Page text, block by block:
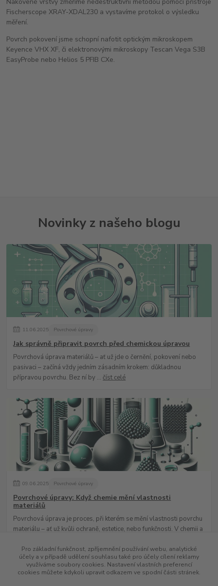
Fischerscope XRAY-XDAL230 a vystavíme protokol o výsledku
měření.
Povrch pokovení jsme schopní nafotit optickým mikroskopem
Keyence VHX XF, či elektronovými mikroskopy Tescan Vega S3B
EasyProbe nebo Helios 5 PFIB CXe.
Novinky z našeho blogu
11.06.2025 Povrchové úpravy
Jak správně připravit povrch před chemickou úpravou
Povrchová úprava materiálů – ať už jde o černění, pokovení nebo
pasivaci – začíná vždy jedním zásadním krokem: důkladnou
přípravou povrchu. Bez ní by ... číst celé
09.06.2025 Povrchové úpravy
Povrchové úpravy: Když chemie mění vlastnosti
materiálů
Povrchová úprava je proces, při kterém se mění vlastnosti povrchu
materiálu – ať už kvůli ochraně, estetice, nebo funkčnosti. V chemii a
Zobrazit všechny články
Pro základní funkčnost, zpříjemnění používání webu, analytické
účely a v případě udělení souhlasu také pro účely cílení reklamy
využíváme soubory cookies. Nastavení vlastních preferencí
cookies můžete kdykoli upravit odkazem ve spodní části stránek.